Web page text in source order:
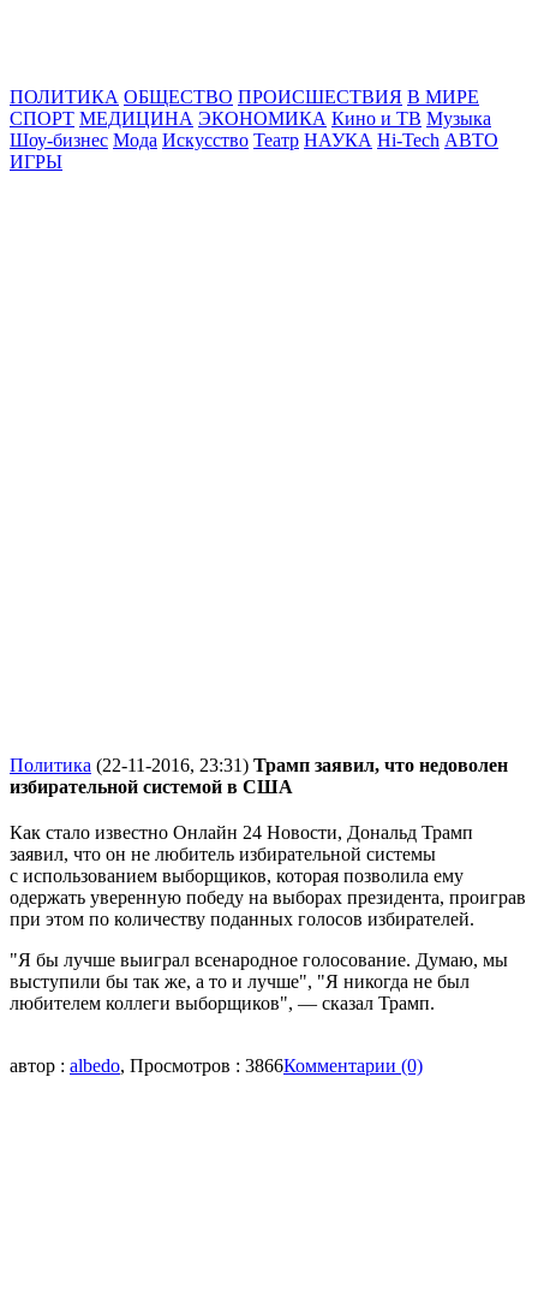
ПОЛИТИКА ОБЩЕСТВО ПРОИСШЕСТВИЯ В МИРЕ
СПОРТ МЕДИЦИНА ЭКОНОМИКА Кино и ТВ Музыка
Шоу-бизнес Мода Искусство Театр НАУКА Hi-Tech АВТО
ИГРЫ
Политика (22-11-2016, 23:31) Трамп заявил, что недоволен
избирательной системой в США
Как стало известно Онлайн 24 Новости, Дональд Трамп
заявил, что он не любитель избирательной системы
с использованием выборщиков, которая позволила ему
одержать уверенную победу на выборах президента, проиграв
при этом по количеству поданных голосов избирателей.
"Я бы лучше выиграл всенародное голосование. Думаю, мы
выступили бы так же, а то и лучше", "Я никогда не был
любителем коллеги выборщиков", — сказал Трамп.
автор : albedo, Просмотров : 3866Комментарии (0)